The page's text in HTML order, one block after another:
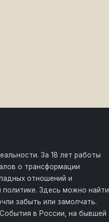
За 18 лет работы
о трансформации
отношений и
политике. Здесь можно найти
забыть или замолчать.
в России, на бывшей